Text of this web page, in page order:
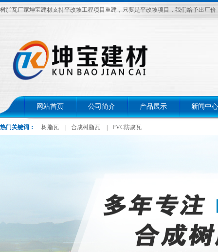
树脂瓦厂家坤宝建材支持平改坡工程项目重建，只要是平改坡项目，我们给予出厂价
网站首页 公司简介 产品展示 新闻中心
热门关键词： 树脂瓦 合成树脂瓦 PVC防腐瓦